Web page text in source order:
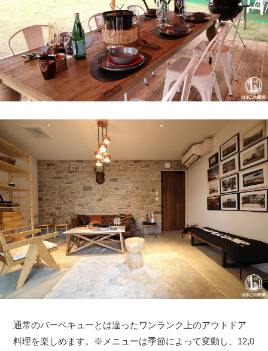
通常のバーベキューとは違ったワンランク上のアウトドア
料理を楽しめます。※メニューは季節によって変動し、12,0